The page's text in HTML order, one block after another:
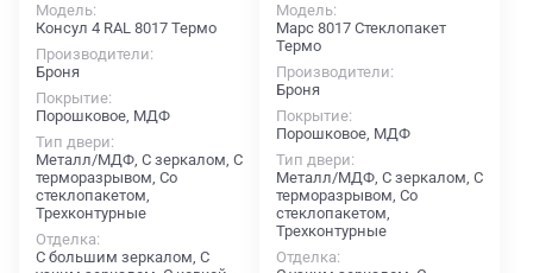
Модель
Консул 4 RAL 8017 Термо
Производители
Броня
Покрытие
Порошковое, МДФ
Тип двери
Металл/МДФ, С зеркалом, С
терморазрывом, Со
стеклопакетом,
Трехконтурные
Отделка
С большим зеркалом, С
Модель
Марс 8017 Стеклопакет
Термо
Производители
Броня
Покрытие
Порошковое, МДФ
Тип двери
Металл/МДФ, С зеркалом, С
терморазрывом, Со
стеклопакетом,
Трехконтурные
Отделка